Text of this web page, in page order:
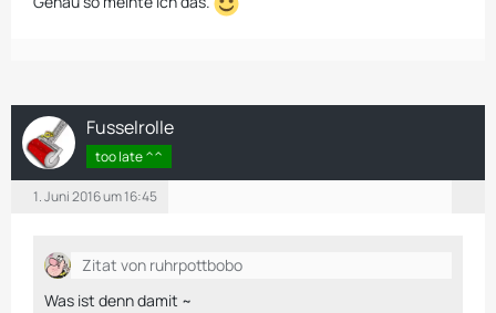
Fusselrolle
too late ^^
1. Juni 2016 um 16:45
Zitat von ruhrpottbobo
Was ist denn damit ~